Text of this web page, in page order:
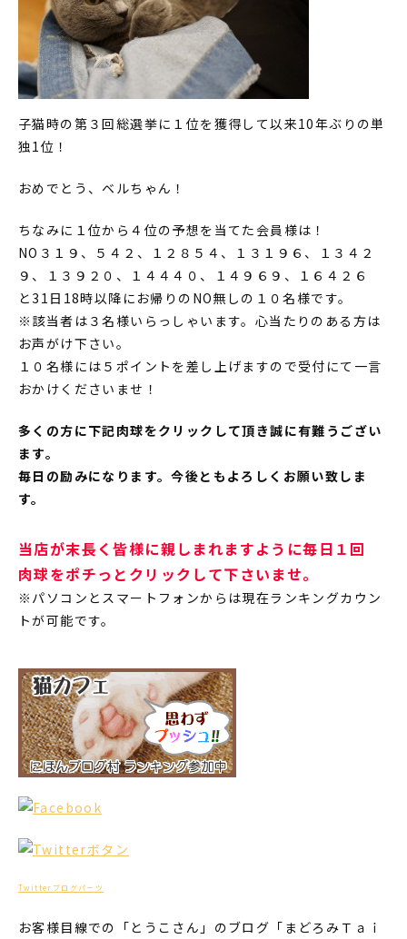
子猫時の第３回総選挙に１位を獲得して以来10年ぶりの単
独1位！
おめでとう、ベルちゃん！
ちなみに１位から４位の予想を当てた会員様は！
NO３１９、５４２、１２８５４、１３１９６、１３４２
９、１３９２０、１４４４０、１４９６９、１６４２６
と31日18時以降にお帰りのNO無しの１０名様です。
※該当者は３名様いらっしゃいます。心当たりのある方は
お声がけ下さい。
１０名様には５ポイントを差し上げますので受付にて一言
おかけくださいませ！
多くの方に下記肉球をクリックして頂き誠に有難うござい
ます。
毎日の励みになります。今後ともよろしくお願い致しま
す。
当店が末長く皆様に親しまれますように毎日１回
肉球をポチっとクリックして下さいませ。
※パソコンとスマートフォンからは現在ランキングカウン
トが可能です。
Twitterブログパーツ
お客様目線での「とうこさん」のブログ「まどろみＴａｉ